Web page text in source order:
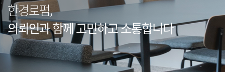
한경로펌,
의뢰인과 함께 고민하고 소통합니다